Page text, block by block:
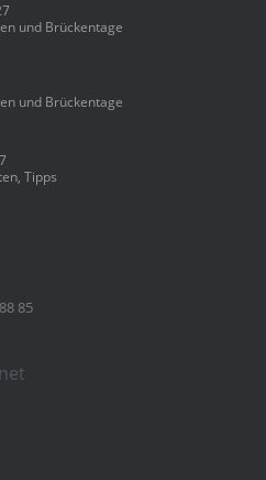
und Brückentage
und Brückentage
Tipps
85